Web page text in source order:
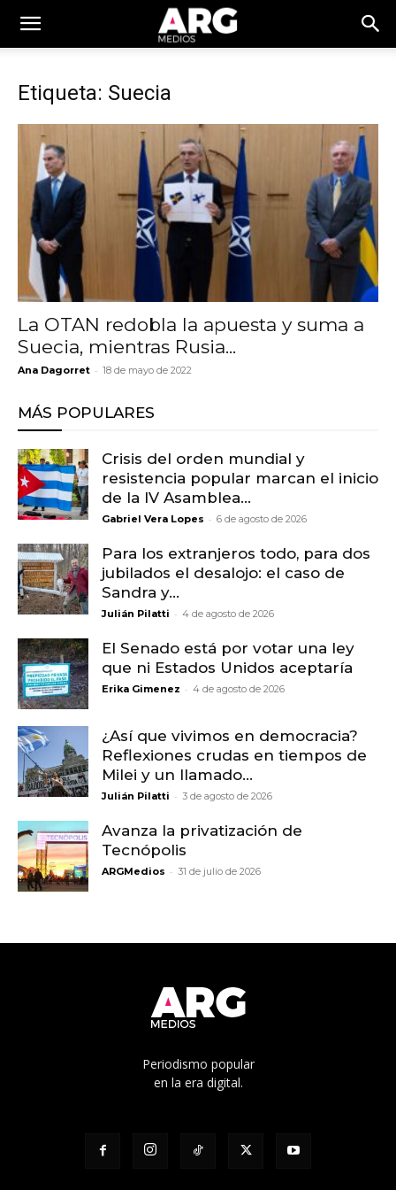
Etiqueta: Suecia
La OTAN redobla la apuesta y suma a
Suecia, mientras Rusia...
Ana Dagorret - 18 de mayo de 2022
MÁS POPULARES
Crisis del orden mundial y
resistencia popular marcan el inicio
de la IV Asamblea...
Gabriel Vera Lopes - 6 de agosto de 2026
Para los extranjeros todo, para dos
jubilados el desalojo: el caso de
Sandra y...
Julián Pilatti - 4 de agosto de 2026
El Senado está por votar una ley
que ni Estados Unidos aceptaría
Erika Gimenez - 4 de agosto de 2026
¿Así que vivimos en democracia?
Reflexiones crudas en tiempos de
Milei y un llamado...
Julián Pilatti - 3 de agosto de 2026
Avanza la privatización de
Tecnópolis
ARGMedios - 31 de julio de 2026
Periodismo popular
en la era digital.